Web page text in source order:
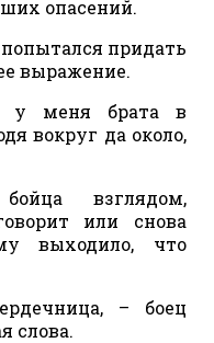
опасений.
придать
выражение.
у меня брата в
вокруг да около,
взглядом,
или снова
выходило, что
– боец
слова.